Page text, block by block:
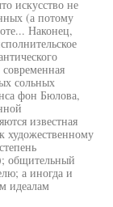
искусство не
(а потому
Наконец,
сольных
фон Бюлова,
известная
художественному
общительный
а иногда и
идеалам